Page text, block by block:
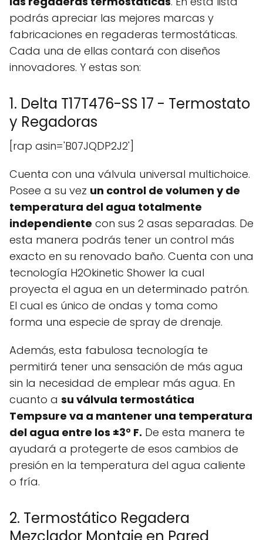
podrás apreciar las mejores marcas y
fabricaciones en regaderas termostáticas.
Cada una de ellas contará con diseños
innovadores. Y estas son:
1. Delta T17T476-SS 17 - Termostato
y Regadoras
[rap asin='B07JQDP2J2']
Cuenta con una válvula universal multichoice.
Posee a su vez un control de volumen y de
temperatura del agua totalmente
independiente con sus 2 asas separadas. De
esta manera podrás tener un control más
exacto en su renovado baño. Cuenta con una
tecnología H2Okinetic Shower la cual
proyecta el agua en un determinado patrón.
El cual es único de ondas y toma como
forma una especie de spray de drenaje.
Además, esta fabulosa tecnología te
permitirá tener una sensación de más agua
sin la necesidad de emplear más agua. En
cuanto a su válvula termostática
Tempsure va a mantener una temperatura
del agua entre los ±3° F. De esta manera te
ayudará a protegerte de esos cambios de
presión en la temperatura del agua caliente
o fría.
2. Termostático Regadera